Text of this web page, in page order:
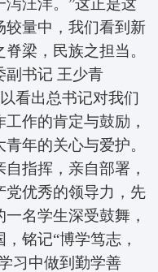
汪洋。”这正是这
较量中，我们看到新
梁，民族之担当。
书记 王少青
看出总书记对我们
作的肯定与鼓励，
年的关心与爱护。
指挥，亲自部署，
党优秀的领导力，先
名学生深受鼓舞，
铭记“博学笃志，
习中做到勤学善